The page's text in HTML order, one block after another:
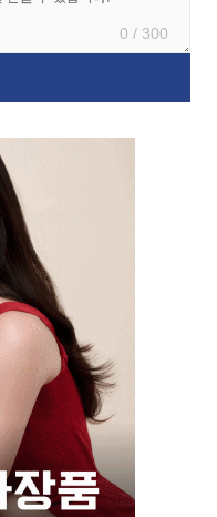
0 / 300